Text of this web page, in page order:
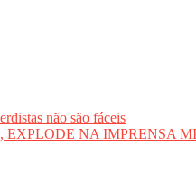
não são fáceis
EXPLODE NA IMPRENSA